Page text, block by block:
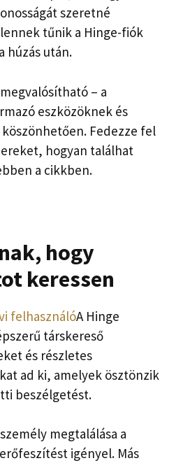
szeretné
tűnik a Hinge-fiók
húzás után.
– a
eszközöknek és
Fedezze fel
hogyan találhat
a cikkben.
hogy
keressen
felhasználóA Hinge
társkereső
és részletes
ad ki, amelyek ösztönzik
beszélgetést.
megtalálása a
igényel. Más